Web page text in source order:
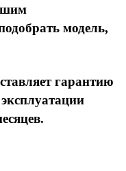
модель,
гарантию